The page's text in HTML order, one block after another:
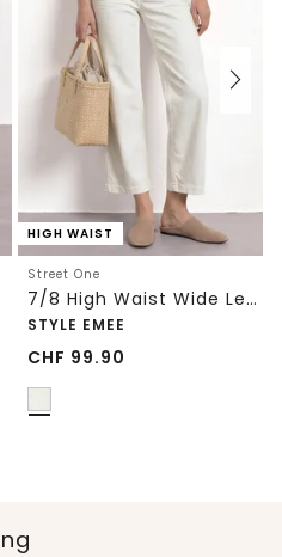
HIGH WAIST
Street One
7/8 High Waist Wide Leg Jeans im Loose Fit
STYLE EMEE
CHF 99.90